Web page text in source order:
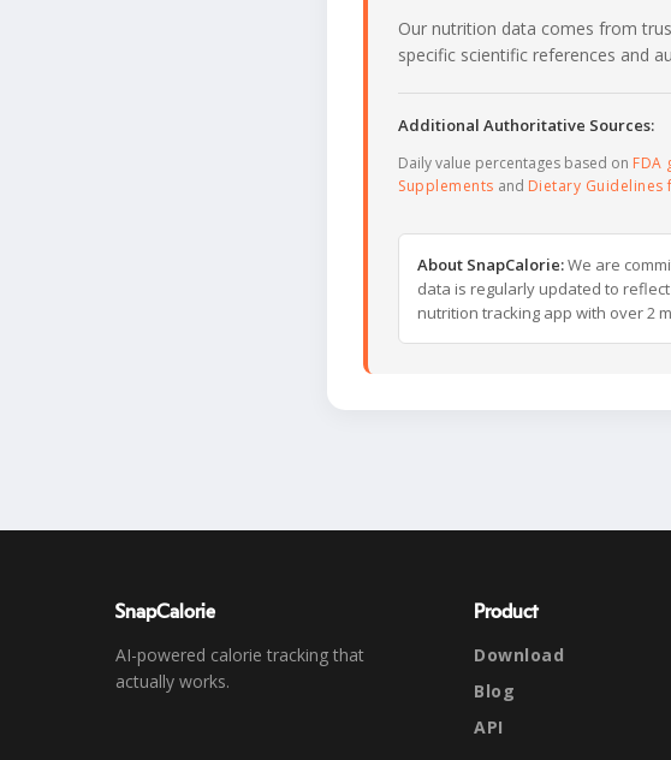
Our nutrition data comes from
specific scientific references and
Additional Authoritative Sources:
Daily value percentages based on FDA
Supplements and Dietary Guidelines
About SnapCalorie:We are
data is regularly updated to
nutrition tracking app with over 2
SnapCalorie
AI-powered calorie tracking that
actually works.
Product
Download
Blog
API